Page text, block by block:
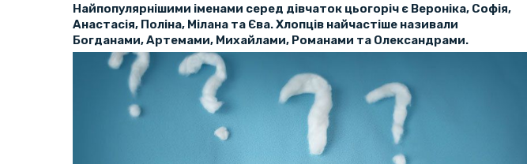
Найпопулярнішими іменами серед дівчаток цьогоріч є Вероніка, Софія,
Анастасія, Поліна, Мілана та Єва. Хлопців найчастіше називали
Богданами, Артемами, Михайлами, Романами та Олександрами.